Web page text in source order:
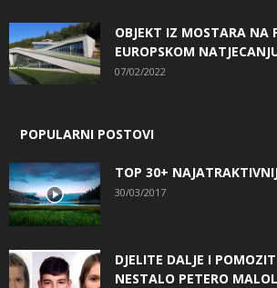
OBJEKT IZ MOSTARA NA
EUROPSKOM
07/02/2022
POPULARNI POSTOVI
TOP 30+
30/03/2017
DJELITE DALJE I
NESTALO PETERO